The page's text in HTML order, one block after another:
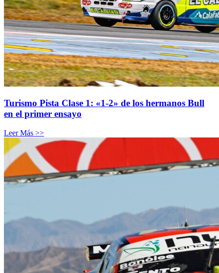
Turismo Pista Clase 1: «1-2» de los hermanos Bull
en el primer ensayo
Leer Más >>